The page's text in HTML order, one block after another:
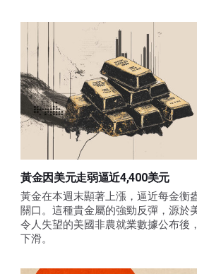
黃金因美元走弱逼近4,400美元
黃金在本週末顯著上漲，逼近每金衡
關口。這種貴金屬的強勁反彈，源於
令人失望的美國非農就業數據公布後
下滑。